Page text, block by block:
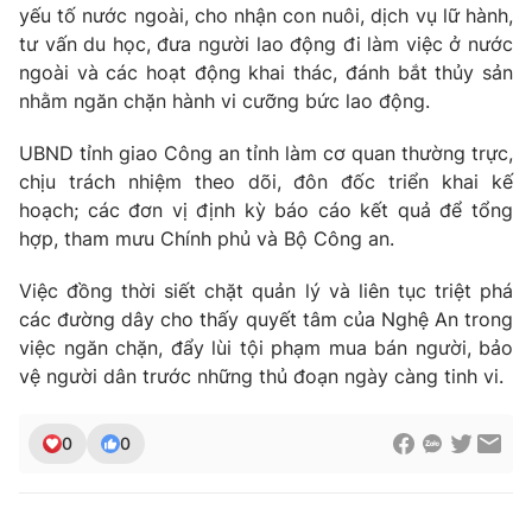
yếu tố nước ngoài, cho nhận con nuôi, dịch vụ lữ hành,
tư vấn du học, đưa người lao động đi làm việc ở nước
ngoài và các hoạt động khai thác, đánh bắt thủy sản
nhằm ngăn chặn hành vi cưỡng bức lao động.
UBND tỉnh giao Công an tỉnh làm cơ quan thường trực,
chịu trách nhiệm theo dõi, đôn đốc triển khai kế
hoạch; các đơn vị định kỳ báo cáo kết quả để tổng
hợp, tham mưu Chính phủ và Bộ Công an.
Việc đồng thời siết chặt quản lý và liên tục triệt phá
các đường dây cho thấy quyết tâm của Nghệ An trong
việc ngăn chặn, đẩy lùi tội phạm mua bán người, bảo
vệ người dân trước những thủ đoạn ngày càng tinh vi.
0 0